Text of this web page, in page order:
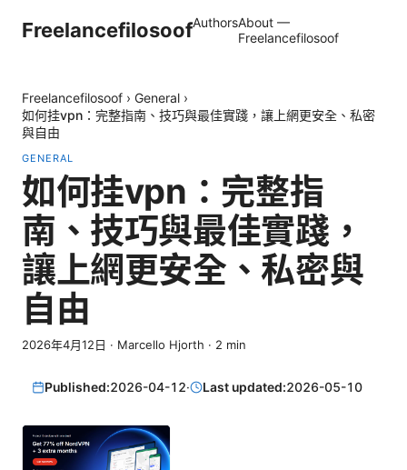
FreelancefilosoofAuthorsAbout —
Freelancefilosoof
Freelancefilosoof › General ›
如何挂vpn：完整指南、技巧與最佳實踐，讓上網更安全、私密
與自由
GENERAL
如何挂vpn：完整指
南、技巧與最佳實踐，
讓上網更安全、私密與
自由
2026年4月12日 · Marcello Hjorth · 2 min
Published:2026-04-12· Last updated:2026-05-10